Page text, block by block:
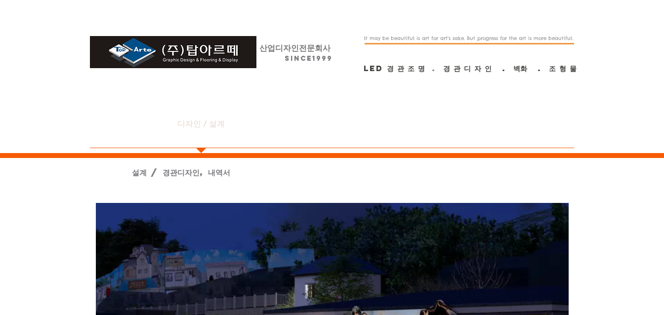
산업디자인전문회사
SINCE1999
It may be beautiful is art for art's sake. But progress for the art is more beautiful.
LED 경 관 조 명 . 경 관 디 자 인 . 벽화 . 조 형 물
디자인 / 설계
​설계 / 경관디자인, 내역서